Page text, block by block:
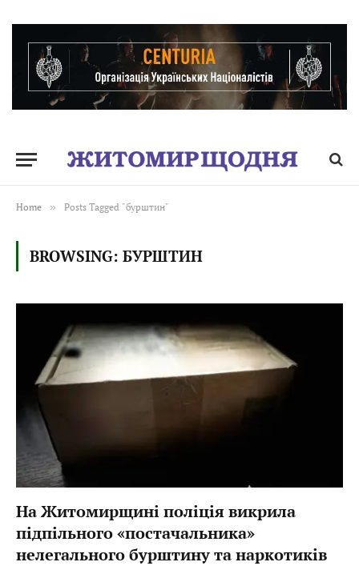
Home » Posts Tagged "бурштин"
BROWSING: БУРШТИН
На Житомирщині поліція викрила
підпільного «постачальника»
нелегального бурштину та наркотиків